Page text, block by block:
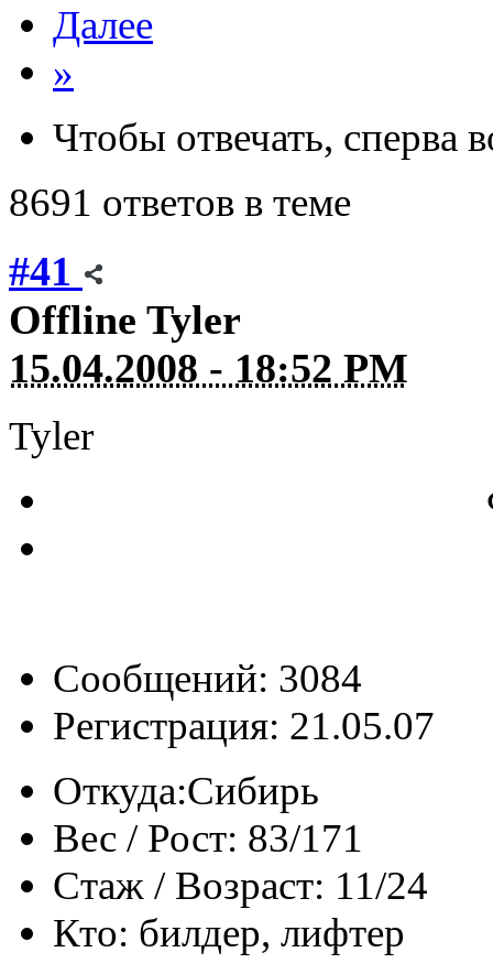
Далее
»
Чтобы отвечать, сперва
8691 ответов в теме
#41
Offline Tyler
15.04.2008 - 18:52 PM
Tyler
Сообщений: 3084
Регистрация: 21.05.07
Откуда:Сибирь
Вес / Рост: 83/171
Стаж / Возраст: 11/24
Кто: билдер, лифтер